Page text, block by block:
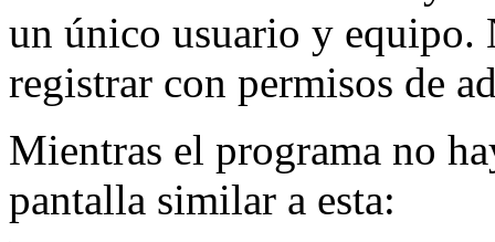
un único usuario y equipo.
registrar con permisos de
Mientras el programa no
pantalla similar a esta: